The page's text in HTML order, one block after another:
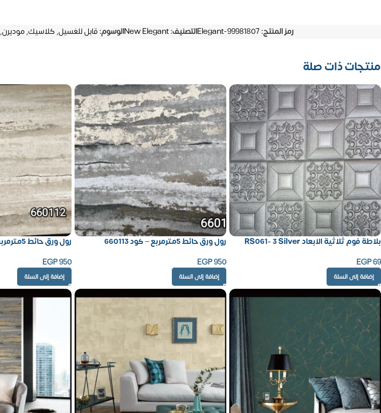
رمز المنتج:Elegant-99981807التصنيف:New Elegantالوسوم:قابل للغسيل, كلاسيك,موديرن,
منتجات ذات صلة
بلاطة فوم ثلاثية الابعاد RS061- 3 Silver
EGP69
إضافة إلى السلة
رول ورق حائط 5مترمربع – كود 660113
EGP950
إضافة إلى السلة
رول ورق حائط 5مترمربع – كود 660112
EGP950
إضافة إلى السلة